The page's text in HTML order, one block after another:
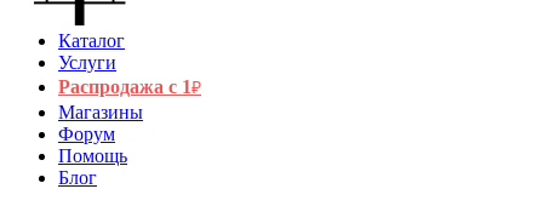
Каталог
Услуги
Распродажа с 1₽
Магазины
Форум
Помощь
Блог